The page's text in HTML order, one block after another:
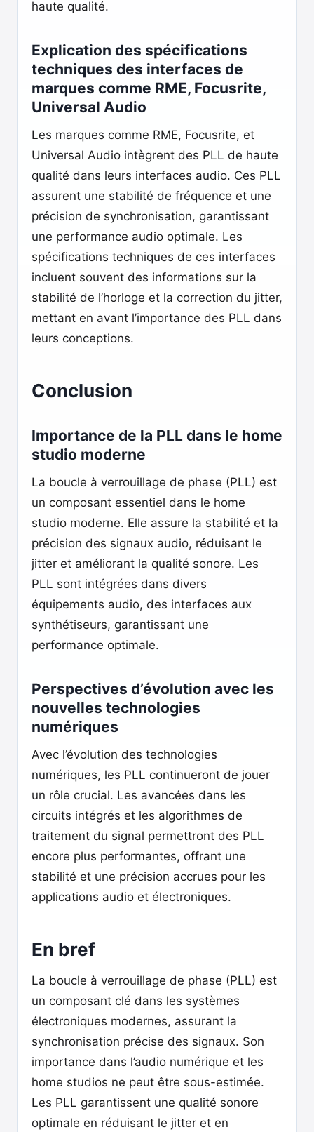
haute qualité.
Explication des spécifications
techniques des interfaces de
marques comme RME, Focusrite,
Universal Audio
Les marques comme RME, Focusrite, et
Universal Audio intègrent des PLL de haute
qualité dans leurs interfaces audio. Ces PLL
assurent une stabilité de fréquence et une
précision de synchronisation, garantissant
une performance audio optimale. Les
spécifications techniques de ces interfaces
incluent souvent des informations sur la
stabilité de l’horloge et la correction du jitter,
mettant en avant l’importance des PLL dans
leurs conceptions.
Conclusion
Importance de la PLL dans le home
studio moderne
La boucle à verrouillage de phase (PLL) est
un composant essentiel dans le home
studio moderne. Elle assure la stabilité et la
précision des signaux audio, réduisant le
jitter et améliorant la qualité sonore. Les
PLL sont intégrées dans divers
équipements audio, des interfaces aux
synthétiseurs, garantissant une
performance optimale.
Perspectives d’évolution avec les
nouvelles technologies
numériques
Avec l’évolution des technologies
numériques, les PLL continueront de jouer
un rôle crucial. Les avancées dans les
circuits intégrés et les algorithmes de
traitement du signal permettront des PLL
encore plus performantes, offrant une
stabilité et une précision accrues pour les
applications audio et électroniques.
En bref
La boucle à verrouillage de phase (PLL) est
un composant clé dans les systèmes
électroniques modernes, assurant la
synchronisation précise des signaux. Son
importance dans l’audio numérique et les
home studios ne peut être sous-estimée.
Les PLL garantissent une qualité sonore
optimale en réduisant le jitter et en